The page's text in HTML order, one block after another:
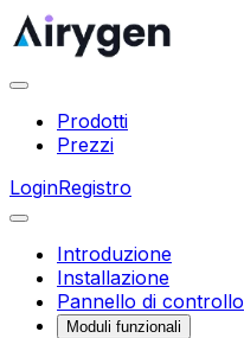
Prodotti
Prezzi
LoginRegistro
Introduzione
Installazione
Pannello di controllo
Moduli funzionali